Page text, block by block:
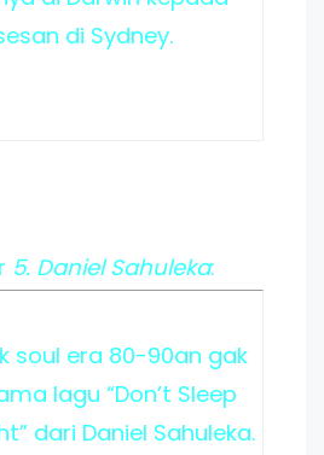
di Sydney.
5. Daniel Sahuleka:
soul era 80-90an gak
lagu “Don’t Sleep
dari Daniel Sahuleka.